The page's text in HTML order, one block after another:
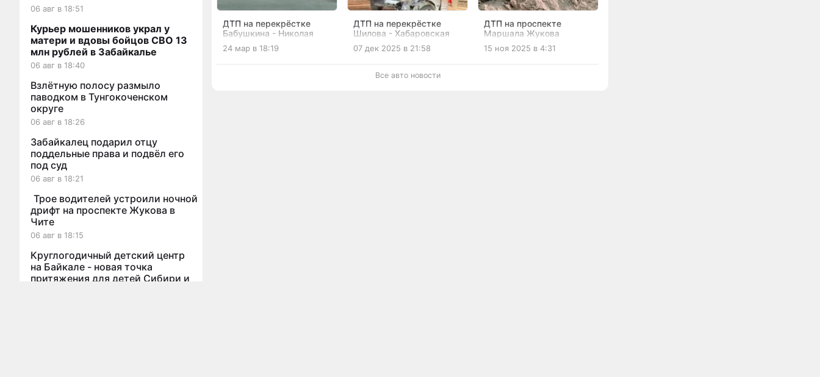
06 авг в 18:51
Курьер мошенников украл у
матери и вдовы бойцов СВО 13
млн рублей в Забайкалье
06 авг в 18:40
Взлётную полосу размыло
паводком в Тунгокоченском
округе
06 авг в 18:26
Забайкалец подарил отцу
поддельные права и подвёл его
под суд
06 авг в 18:21
Трое водителей устроили ночной
дрифт на проспекте Жукова в
Чите
06 авг в 18:15
Круглогодичный детский центр
на Байкале - новая точка
притяжения для детей Сибири и
ДТП на перекрёстке
Бабушкина - Николая
Островского
24 мар в 18:19
ДТП на перекрёстке
Шилова - Хабаровская
07 дек 2025 в 21:58
ДТП на проспекте
Маршала Жукова
15 ноя 2025 в 4:31
Все авто новости